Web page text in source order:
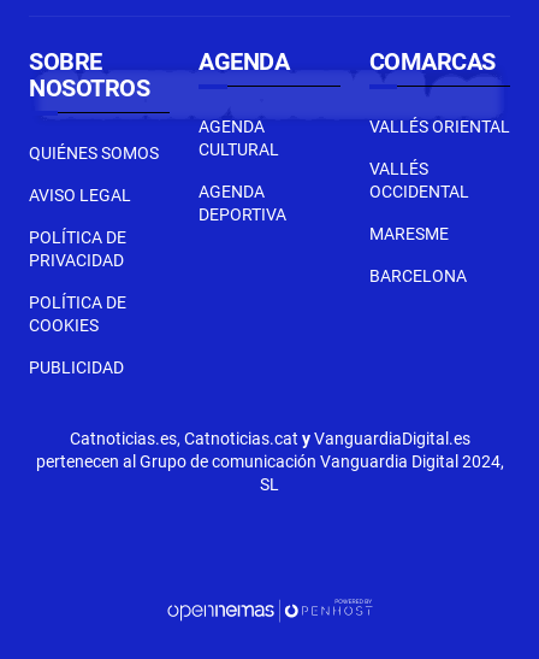
SOBRE
NOSOTROS
QUIÉNES SOMOS
AVISO LEGAL
POLÍTICA DE
PRIVACIDAD
POLÍTICA DE
COOKIES
PUBLICIDAD
AGENDA
AGENDA
CULTURAL
AGENDA
DEPORTIVA
COMARCAS
VALLÉS ORIENTAL
VALLÉS
OCCIDENTAL
MARESME
BARCELONA
Catnoticias.es, Catnoticias.cat yVanguardiaDigital.es
pertenecen al Grupo de comunicación Vanguardia Digital 2024,
SL